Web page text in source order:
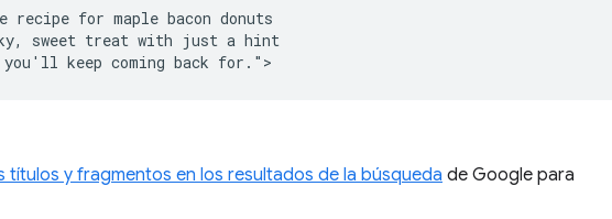
recipe for maple bacon donuts
sweet treat with just a hint
keep coming back for.">
títulos y fragmentos en los resultados de la búsqueda de Google para